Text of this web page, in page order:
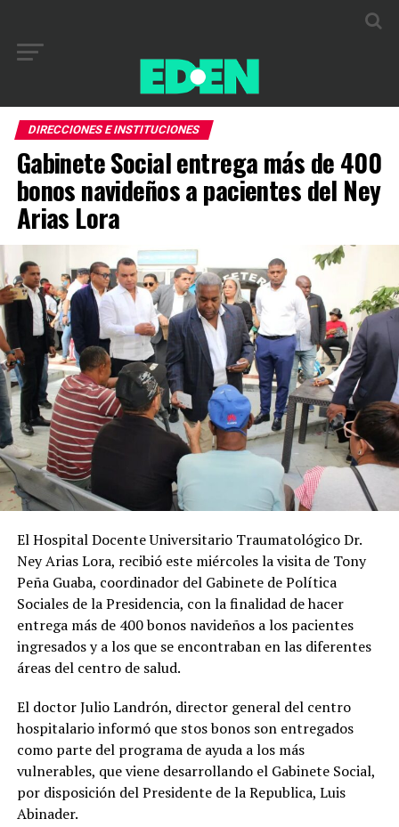
DIRECCIONES E INSTITUCIONES
Gabinete Social entrega más de 400
bonos navideños a pacientes del Ney
Arias Lora
El Hospital Docente Universitario Traumatológico Dr.
Ney Arias Lora, recibió este miércoles la visita de Tony
Peña Guaba, coordinador del Gabinete de Política
Sociales de la Presidencia, con la finalidad de hacer
entrega más de 400 bonos navideños a los pacientes
ingresados y a los que se encontraban en las diferentes
áreas del centro de salud.
El doctor Julio Landrón, director general del centro
hospitalario informó que stos bonos son entregados
como parte del programa de ayuda a los más
vulnerables, que viene desarrollando el Gabinete Social,
por disposición del Presidente de la Republica, Luis
Abinader.